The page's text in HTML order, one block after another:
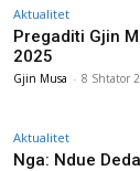
Aktualitet
Pregaditi Gjin
2025
Gjin Musa - 8 Shtator
Aktualitet
Nga: Ndue